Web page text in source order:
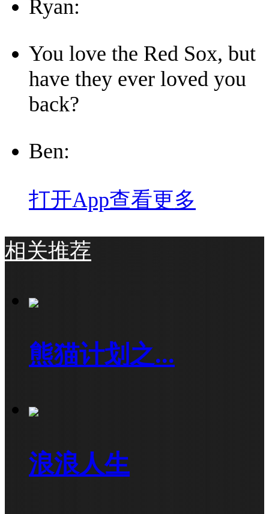
Ryan:
You love the Red Sox, but
have they ever loved you
back?
Ben:
打开App查看更多
相关推荐
熊猫计划之...
浪浪人生